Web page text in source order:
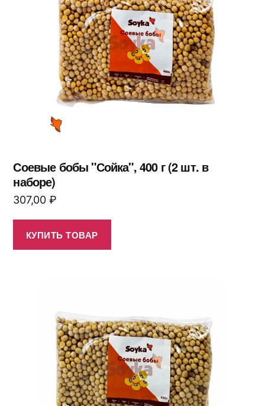
Соевые бобы "Сойка", 400 г (2 шт. в
наборе)
307,00 ₽
КУПИТЬ ТОВАР